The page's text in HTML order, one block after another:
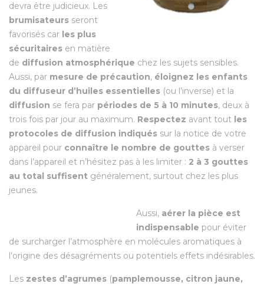
devra être judicieux. Les
brumisateurs seront
favorisés car les plus
sécuritaires en matière
de diffusion atmosphérique chez les sujets sensibles.
Aussi, par mesure de précaution, éloignez les enfants
du diffuseur d’huiles essentielles (ou l’inverse) et la
diffusion se fera par périodes de 5 à 10 minutes, deux à
trois fois par jour au maximum. Respectez avant tout les
protocoles de diffusion indiqués sur la notice de votre
appareil pour connaître le nombre de gouttes à verser
dans l’appareil et n’hésitez pas à les limiter : 2 à 3 gouttes
au total suffisent généralement, surtout chez les plus
jeunes.
Aussi, aérer la pièce est
indispensable pour éviter
de surcharger l’atmosphère en molécules aromatiques à
l’origine des désagréments ou potentiels effets indésirables.
Les zestes d’agrumes (pamplemousse, citron jaune,